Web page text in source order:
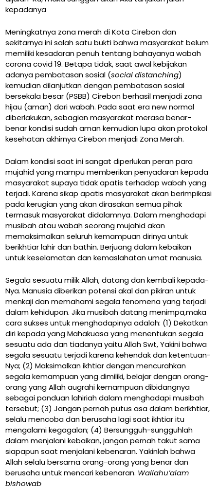
kepadanya
Meningkatnya zona merah di Kota Cirebon dan
sekitarnya ini salah satu bukti bahwa masyarakat belum
memiliki kesadaran penuh tentang bahayanya wabah
corona covid 19. Betapa tidak, saat awal kebijakan
adanya pembatasan sosial (social distanching)
kemudian dilanjutkan dengan pembatasan sosial
bersekala besar (PSBB) Cirebon berhasil menjadi zona
hijau (aman) dari wabah. Pada saat era new normal
diberlakukan, sebagian masyarakat merasa benar-
benar kondisi sudah aman kemudian lupa akan protokol
kesehatan akhirnya Cirebon menjadi Zona Merah.
Dalam kondisi saat ini sangat diperlukan peran para
mujahid yang mampu memberikan penyadaran kepada
masyarakat supaya tidak apatis terhadap wabah yang
terjadi. Karena sikap apatis masyarakat akan berimpikasi
pada kerugian yang akan dirasakan semua pihak
termasuk masyarakat didalamnya. Dalam menghadapi
musibah atau wabah seorang mujahid akan
memaksimalkan seluruh kemampuan dirinya untuk
berikhtiar lahir dan bathin. Berjuang dalam kebaikan
untuk keselamatan dan kemaslahatan umat manusia.
Segala sesuatu milik Allah, datang dan kembali kepada-
Nya. Manusia diberikan potensi akal dan pikiran untuk
menkaji dan memahami segala fenomena yang terjadi
dalam kehidupan. Jika musibah datang menimpa,maka
cara sukses untuk menghadapinya adalah: (1) Dekatkan
diri kepada yang Mahakuasa yang menentukan segala
sesuatu ada dan tiadanya yaitu Allah Swt, Yakini bahwa
segala sesuatu terjadi karena kehendak dan ketentuan-
Nya; (2) Maksimalkan ikhtiar dengan mencurahkan
segala kemampuan yang dimiliki, belajar dengan orang-
orang yang Allah augrahi kemampuan dibidangnya
sebagai panduan lahiriah dalam menghadapi musibah
tersebut; (3) Jangan pernah putus asa dalam berikhtiar,
selalu mencoba dan berusaha lagi saat ikhtiar itu
mengalami kegagalan; (4) Bersungguh-sungguhlah
dalam menjalani kebaikan, jangan pernah takut sama
siapapun saat menjalani kebenaran. Yakinlah bahwa
Allah selalu bersama orang-orang yang benar dan
berusaha untuk mencari kebenaran. Wallahu’alam
bishowab